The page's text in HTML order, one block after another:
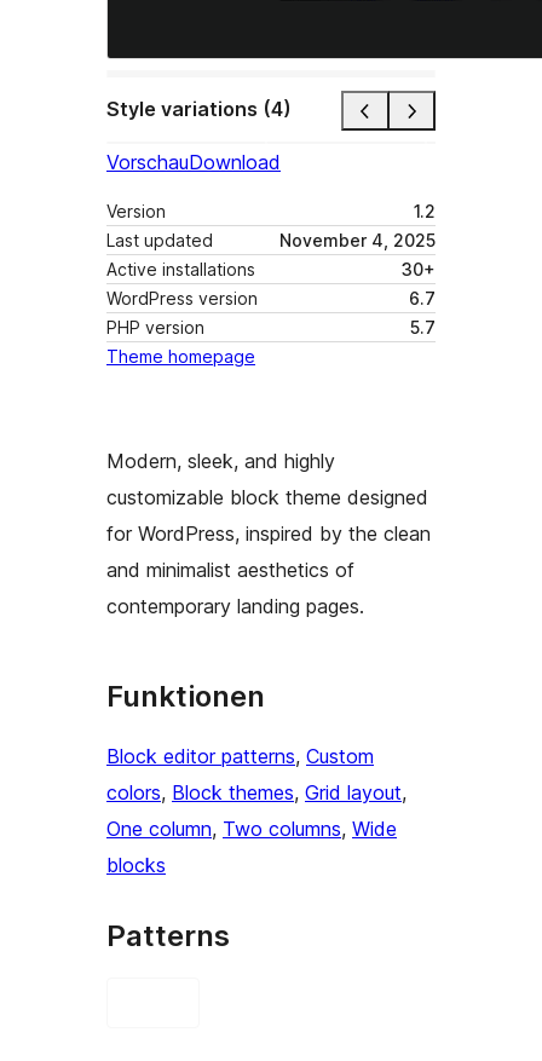
Style variations (4)
VorschauDownload
Version
1.2
Last updated
November 4, 2025
Active installations
30+
WordPress version
6.7
PHP version
5.7
Theme homepage
Modern, sleek, and highly
customizable block theme designed
for WordPress, inspired by the clean
and minimalist aesthetics of
contemporary landing pages.
Funktionen
Block editor patterns, Custom
colors, Block themes, Grid layout
One column, Two columns, Wide
blocks
Patterns